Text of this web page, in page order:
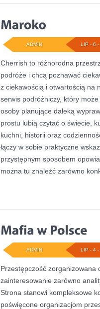
LIP - 6
ADMIN
Cherrish to różnorodna
podróże i chcą poznawać
z ciekawością i otwartością na
serwis podróżniczy, który
osoby planujące daleką
prostu lubią czytać o świecie,
kuchni, historii oraz
łączy w sobie praktyczne
przystępnym sposobem
można tu znaleźć zarówno
LIP - 4
ADMIN
Przestępczość zorganizowana
zainteresowanie zarówno
Strona stanowi kompleksowe
poświęcone organizacjom